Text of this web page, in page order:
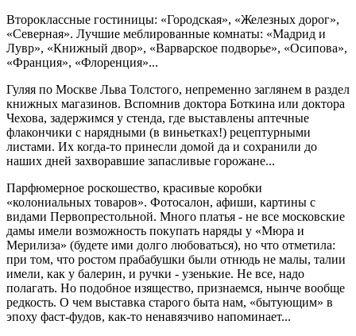
Второклассные гостиницы: «Городская», «Железных дорог»,
«Северная». Лучшие меблированные комнаты: «Мадрид и
Лувр», «Книжный двор», «Варварское подворье», «Осипова»,
«Франция», «Флоренция»...
Гуляя по Москве Льва Толстого, непременно заглянем в раздел
книжных магазинов. Вспомнив доктора Боткина или доктора
Чехова, задержимся у стенда, где выставлены аптечные
флакончики с нарядными (в виньетках!) рецептурными
листами. Их когда-то принесли домой да и сохранили до
наших дней захворавшие запасливые горожане...
Парфюмерное роскошество, красивые коробки
«колониальных товаров». Фотосалон, афиши, картины с
видами Первопрестольной. Много платья - не все московские
дамы имели возможность покупать наряды у «Мюра и
Мерилиза» (будете ими долго любоваться), но что отметила:
при том, что ростом прабабушки были отнюдь не малы, талии
имели, как у балерин, и ручки - узенькие. Не все, надо
полагать. Но подобное изящество, признаемся, нынче вообще
редкость. О чем выставка старого быта нам, «бытующим» в
эпоху фаст-фудов, как-то ненавязчиво напоминает...